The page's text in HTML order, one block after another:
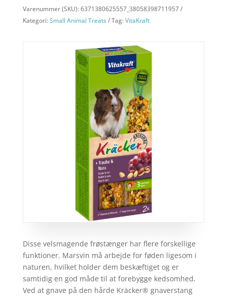
Varenummer (SKU):6371380625557_38058398711957
Kategori:Small Animal Treats Tag:VitaKraft
Disse velsmagende frøstænger har flere forskellige
funktioner. Marsvin må arbejde for føden ligesom i
naturen, hvilket holder dem beskæftiget og er
samtidig en god måde til at forebygge kedsomhed.
Ved at gnave på den hårde Kräcker® gnaverstang